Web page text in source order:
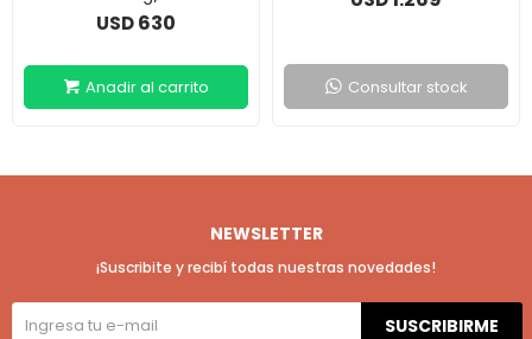
USD630
Consultar stock
NEWSLETTER
¡Suscribite y recibí todas nuestras novedades!
SUSCRIBIRME